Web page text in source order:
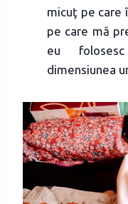
micuţ pe care
pe care mă
eu
dimensiunea